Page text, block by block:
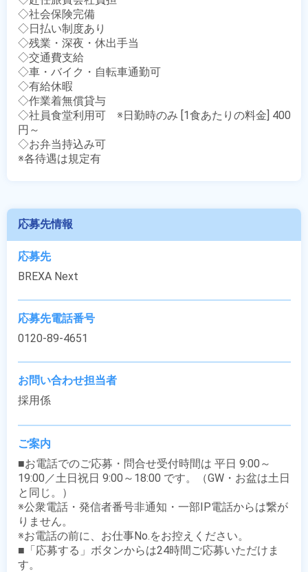
◇社会保険完備
◇日払い制度あり
◇残業・深夜・休出手当
◇交通費支給
◇車・バイク・自転車通勤可
◇有給休暇
◇作業着無償貸与
◇社員食堂利用可　※日勤時のみ [1食あたりの料金] 400
円～
◇お弁当持込み可
※各待遇は規定有
応募先情報
応募先
BREXA Next
応募先電話番号
0120-89-4651
お問い合わせ担当者
採用係
ご案内
■お電話でのご応募・問合せ受付時間は 平日 9:00～
19:00／土日祝日 9:00～18:00 です。（GW・お盆は土日
と同じ。）
※公衆電話・発信者番号非通知・一部IP電話からは繋が
りません。
※お電話の前に、お仕事No.をお控えください。
■「応募する」ボタンからは24時間ご応募いただけま
す。